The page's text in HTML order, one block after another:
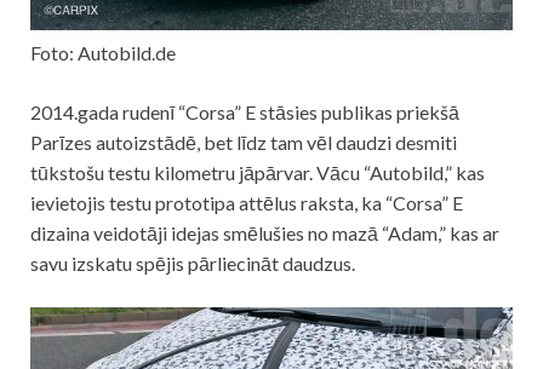
Foto: Autobild.de
2014.gada rudenī “Corsa” E stāsies publikas priekšā
Parīzes autoizstādē, bet līdz tam vēl daudzi desmiti
tūkstošu testu kilometru jāpārvar. Vācu “Autobild,” kas
ievietojis testu prototipa attēlus raksta, ka “Corsa” E
dizaina veidotāji idejas smēlušies no mazā “Adam,” kas ar
savu izskatu spējis pārliecināt daudzus.